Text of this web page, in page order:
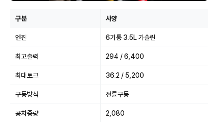
구분 사양
엔진 6기통 3.5L 가솔린
최고출력 294 / 6,400
최대토크 36.2 / 5,200
구동방식 전륜구동
공차중량 2,080